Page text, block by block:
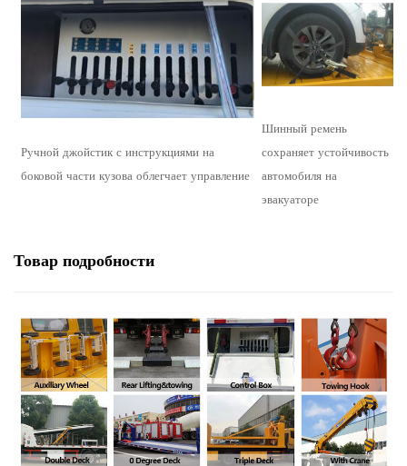
Ручной джойстик с инструкциями на
боковой части кузова облегчает управление
Шинный ремень
сохраняет устойчивость
автомобиля на
эвакуаторе
Товарподробности